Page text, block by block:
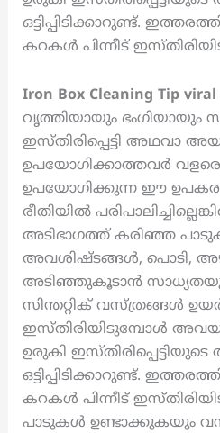
ഒട്ടിപ്പിടിക്കാറുണ്ട്.
കറകൾ പിന്നീട്
Iron Box Cleaning Tip viral
വൃത്തിയായും ഭംഗിയായും
ഇസ്തിരിപ്പെട്ടി
ഉപയോഗിക്കാത്തവർ
ഉപയോഗിക്കുന്ന ഈ
രീതിയിൽ
അടിഭാഗത്ത് കരിഞ്ഞ
അവശിഷ്ടങ്ങൾ, പൊടി,
അടിഞ്ഞുകൂടാൻ
സിന്തറ്റിക് വസ്ത്രങ്ങൾ
ഇസ്തിരിയിടുമ്പോൾ
ഉരുകി
ഒട്ടിപ്പിടിക്കാറുണ്ട്.
കറകൾ പിന്നീട്
പാടുകൾ ഉണ്ടാക്കുകയും